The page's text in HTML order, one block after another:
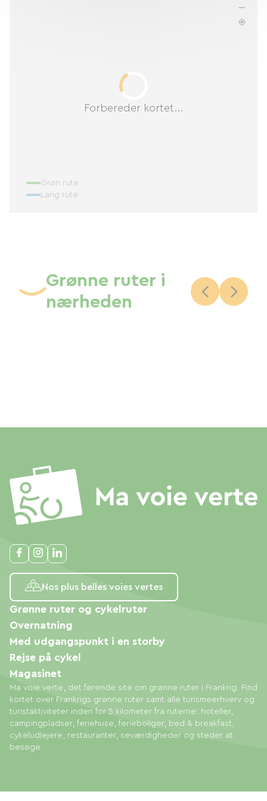
Forbereder kortet...
Grøn rute
Lang rute
Grønne ruter i
nærheden
Nos plus belles voies vertes
Ma voie verte, det førende site om grønne ruter i Frankrig. Find
kortet over Frankrigs grønne ruter samt alle turismeerhverv og
turistaktiviteter inden for 5 kilometer fra ruterne: hoteller,
campingpladser, feriehuse, ferieboliger, bed & breakfast,
cykeludlejere, restauranter, seværdigheder og steder at
besøge.
Grønne ruter og cykelruter
Overnatning
Med udgangspunkt i en storby
Rejse på cykel
Magasinet